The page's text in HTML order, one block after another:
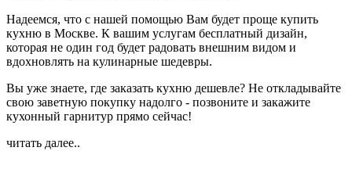
Надеемся, что с нашей помощью Вам будет проще купить
кухню в Москве. К вашим услугам бесплатный дизайн,
которая не один год будет радовать внешним видом и
вдохновлять на кулинарные шедевры.
Вы уже знаете, где заказать кухню дешевле? Не откладывайте
свою заветную покупку надолго - позвоните и закажите
кухонный гарнитур прямо сейчас!
читать далее..